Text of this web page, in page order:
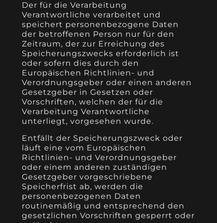
Der für die Verarbeitung
Verantwortliche verarbeitet und
speichert personenbezogene Daten
der betroffenen Person nur für den
Zeitraum, der zur Erreichung des
Speicherungszwecks erforderlich ist
oder sofern dies durch den
Europäischen Richtlinien- und
Verordnungsgeber oder einen anderen
Gesetzgeber in Gesetzen oder
Vorschriften, welchen der für die
Verarbeitung Verantwortliche
unterliegt, vorgesehen wurde.
Entfällt der Speicherungszweck oder
läuft eine vom Europäischen
Richtlinien- und Verordnungsgeber
oder einem anderen zuständigen
Gesetzgeber vorgeschriebene
Speicherfrist ab, werden die
personenbezogenen Daten
routinemäßig und entsprechend den
gesetzlichen Vorschriften gesperrt oder